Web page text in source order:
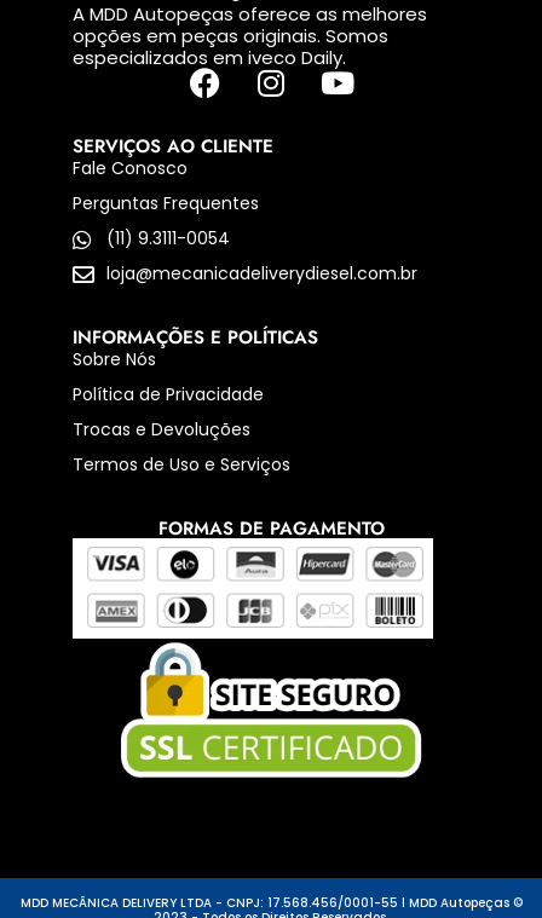
A MDD Autopeças oferece as melhores
opções em peças originais. Somos
especializados em iveco Daily.
SERVIÇOS AO CLIENTE
Fale Conosco
Perguntas Frequentes
(11) 9.3111-0054
loja@mecanicadeliverydiesel.com.br
INFORMAÇÕES E POLÍTICAS
Sobre Nós
Política de Privacidade
Trocas e Devoluções
Termos de Uso e Serviços
FORMAS DE PAGAMENTO
MDD MECÂNICA DELIVERY LTDA - CNPJ: 17.568.456/0001-55 l MDD Autopeças ©